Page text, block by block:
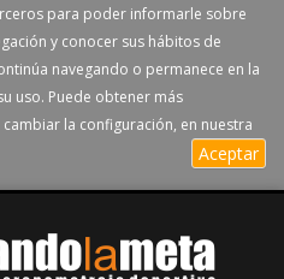
para poder informarle sobre
y conocer sus hábitos de
navegando o permanece en la
uso. Puede obtener más
la configuración, en nuestra
Aceptar